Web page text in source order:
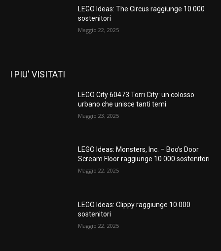
LEGO Ideas: The Circus raggiunge 10.000
sostenitori
Maggio 22, 2025
I PIU' VISITATI
LEGO City 60473 Torri City: un colosso
urbano che unisce tanti temi
Maggio 23, 2025
LEGO Ideas: Monsters, Inc. – Boo’s Door
Scream Floor raggiunge 10.000 sostenitori
Maggio 22, 2025
LEGO Ideas: Clippy raggiunge 10.000
sostenitori
Maggio 22, 2025